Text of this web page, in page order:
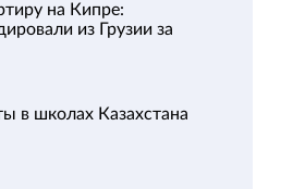
на Кипре:
из Грузии за
в школах Казахстана